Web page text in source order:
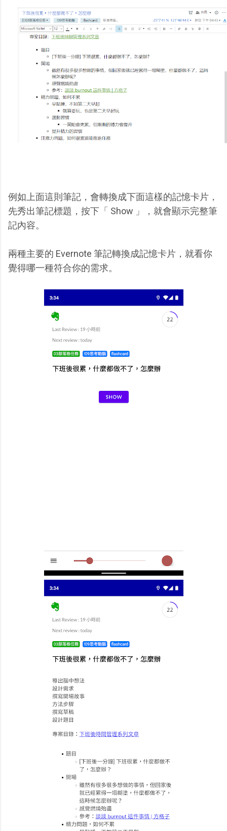
例如上面這則筆記，會轉換成下面這樣的記憶卡片，
先秀出筆記標題，按下「 Show 」，就會顯示完整筆
記內容。
兩種主要的 Evernote 筆記轉換成記憶卡片，就看你
覺得哪一種符合你的需求。